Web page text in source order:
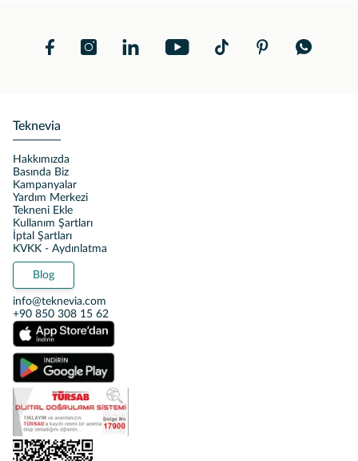
Teknevia
Hakkımızda
Basında Biz
Kampanyalar
Yardım Merkezi
Tekneni Ekle
Kullanım Şartları
İptal Şartları
KVKK - Aydınlatma
Blog
info@teknevia.com
+90 850 308 15 62